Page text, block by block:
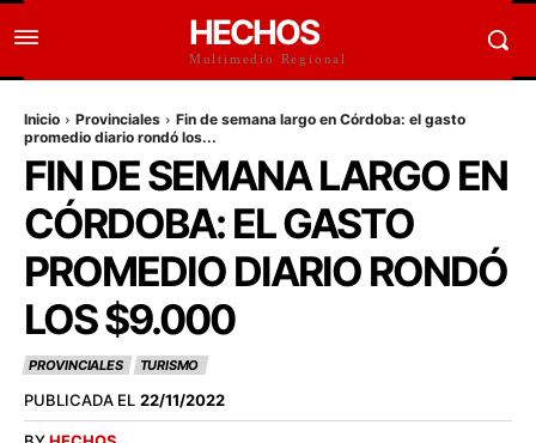
HECHOS
Multimedio Regional
Inicio Provinciales
Fin de semana largo en Córdoba: el gasto
promedio diario rondó los...
FIN DE SEMANA LARGO EN
CÓRDOBA: EL GASTO
PROMEDIO DIARIO RONDÓ
LOS $9.000
PROVINCIALES TURISMO
PUBLICADA EL 22/11/2022